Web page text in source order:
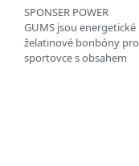
SPONSER POWER
GUMS jsou energetické
želatinové bonbóny pro
sportovce s obsahem